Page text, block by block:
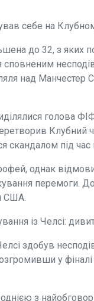
себе на
до 32, з яких
сповненим
над Манчестер
голова
Клубний
скандалом під
однак
перемоги.
США.
із Челсі:
здобув
у
з